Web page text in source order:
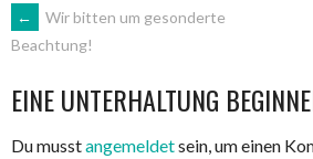
ARTIKEL-
NAVIGATION
←
Wir bitten um gesonderte
Beachtung!
EINE UNTERHALTUNG
Du musstangemeldetsein, um einen